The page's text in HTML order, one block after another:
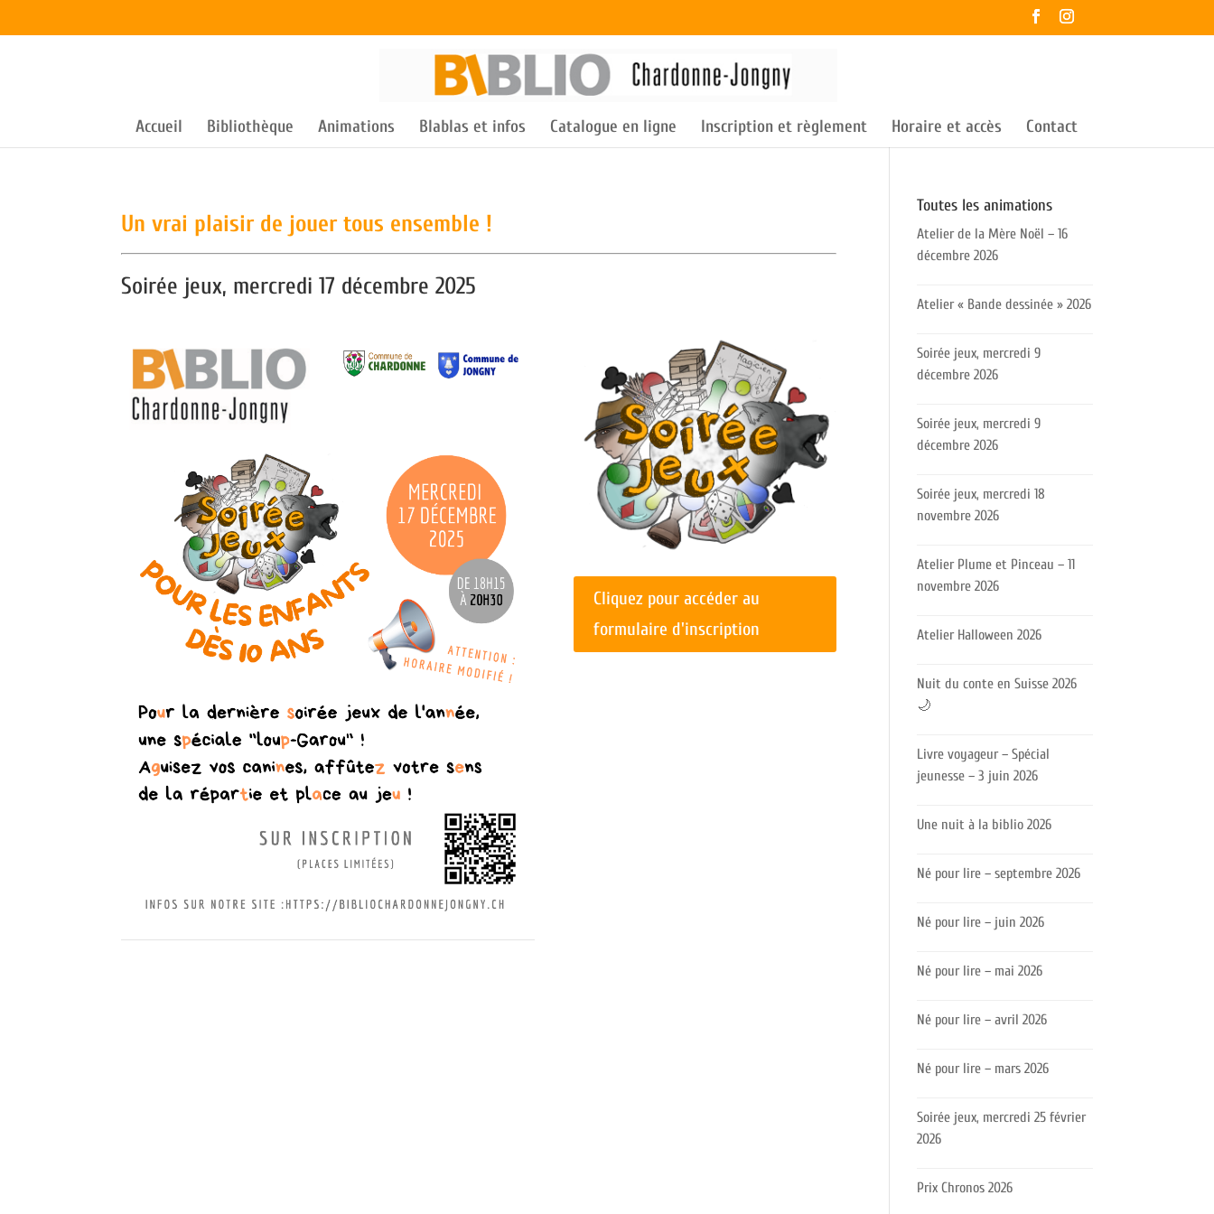
Accueil Bibliothèque Animations Blablas et infos Catalogue en ligne Inscription et règlement Horaire et accès Contact
Un vrai plaisir de jouer tous ensemble !
Soirée jeux, mercredi 17 décembre 2025
Cliquez pour accéder au
formulaire d'inscription
Toutes les animations
Atelier de la Mère Noël – 16
décembre 2026
Atelier « Bande dessinée » 2026
Soirée jeux, mercredi 9
décembre 2026
Soirée jeux, mercredi 9
décembre 2026
Soirée jeux, mercredi 18
novembre 2026
Atelier Plume et Pinceau – 11
novembre 2026
Atelier Halloween 2026
Nuit du conte en Suisse 2026
🌙
Livre voyageur – Spécial
jeunesse – 3 juin 2026
Une nuit à la biblio 2026
Né pour lire – septembre 2026
Né pour lire – juin 2026
Né pour lire – mai 2026
Né pour lire – avril 2026
Né pour lire – mars 2026
Soirée jeux, mercredi 25 février
2026
Prix Chronos 2026